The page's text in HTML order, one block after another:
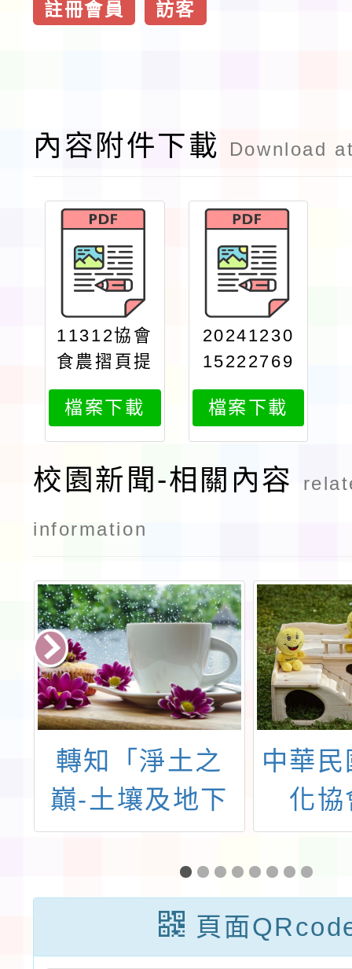
註冊會員 訪客
內容附件下載 Download
11312協會
食農摺頁提
供檔
檔案下載
20241230
15222769
2
檔案下載
校園新聞-相關內容
information
轉知「淨土之
巔-土壤及地下
水保護電競賽」
活動一案
中華
化協
「
兒童
術研
案，
頁面